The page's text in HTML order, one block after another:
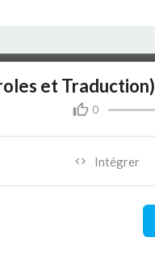
et Traduction)
0
Intégrer